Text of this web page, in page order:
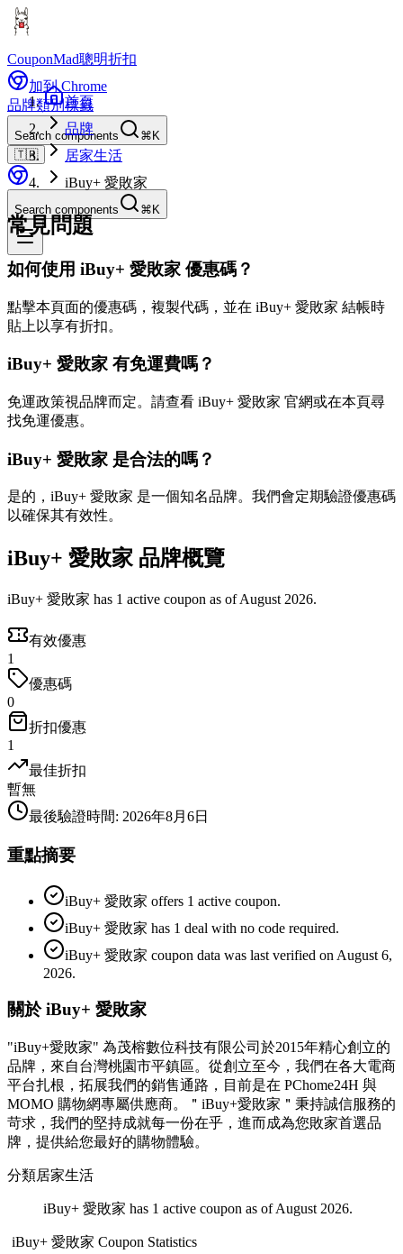
CouponMad聰明折扣
加到 Chrome
品牌類別標籤
Search components
⌘K
🇹🇼
Search components ⌘K
首頁
品牌
居家生活
iBuy+ 愛敗家
常見問題
如何使用 iBuy+ 愛敗家 優惠碼？
點擊本頁面的優惠碼，複製代碼，並在 iBuy+ 愛敗家 結帳時
貼上以享有折扣。
iBuy+ 愛敗家 有免運費嗎？
免運政策視品牌而定。請查看 iBuy+ 愛敗家 官網或在本頁尋
找免運優惠。
iBuy+ 愛敗家 是合法的嗎？
是的，iBuy+ 愛敗家 是一個知名品牌。我們會定期驗證優惠碼
以確保其有效性。
iBuy+ 愛敗家 品牌概覽
iBuy+ 愛敗家 has 1 active coupon as of August 2026.
有效優惠
1
優惠碼
0
折扣優惠
1
最佳折扣
暫無
最後驗證時間: 2026年8月6日
重點摘要
iBuy+ 愛敗家 offers 1 active coupon.
iBuy+ 愛敗家 has 1 deal with no code required.
iBuy+ 愛敗家 coupon data was last verified on August 6,
2026.
關於 iBuy+ 愛敗家
"iBuy+愛敗家" 為茂榕數位科技有限公司於2015年精心創立的
品牌，來自台灣桃園市平鎮區。從創立至今，我們在各大電商
平台扎根，拓展我們的銷售通路，目前是在 PChome24H 與
MOMO 購物網專屬供應商。＂iBuy+愛敗家＂秉持誠信服務的
苛求，我們的堅持成就每一份在乎，進而成為您敗家首選品
牌，提供給您最好的購物體驗。
分類居家生活
iBuy+ 愛敗家 has 1 active coupon as of August 2026.
iBuy+ 愛敗家 Coupon Statistics